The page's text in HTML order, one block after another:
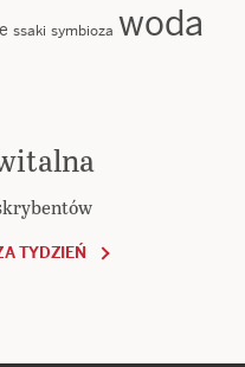
ssaki symbioza woda
TYDZIEŃ